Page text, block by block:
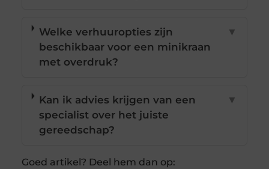
Welke verhuuropties zijn
beschikbaar voor een minikraan
met overdruk?
▼
Kan ik advies krijgen van een
specialist over het juiste
gereedschap?
▼
Goed artikel? Deel hem dan op: